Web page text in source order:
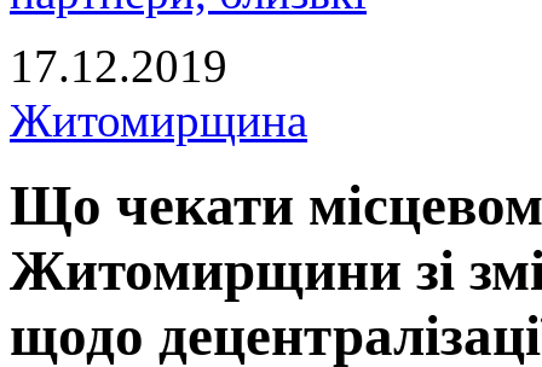
17.12.2019
Житомирщина
Що чекати
Житомирщини зі
щодо